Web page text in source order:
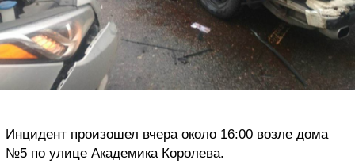
Инцидент произошел вчера около 16:00 возле дома
№5 по улице Академика Королева.